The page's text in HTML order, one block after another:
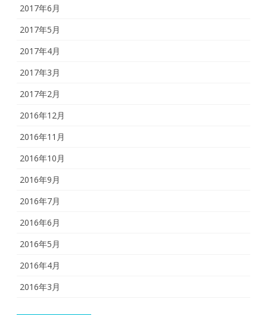
2017年6月
2017年5月
2017年4月
2017年3月
2017年2月
2016年12月
2016年11月
2016年10月
2016年9月
2016年7月
2016年6月
2016年5月
2016年4月
2016年3月